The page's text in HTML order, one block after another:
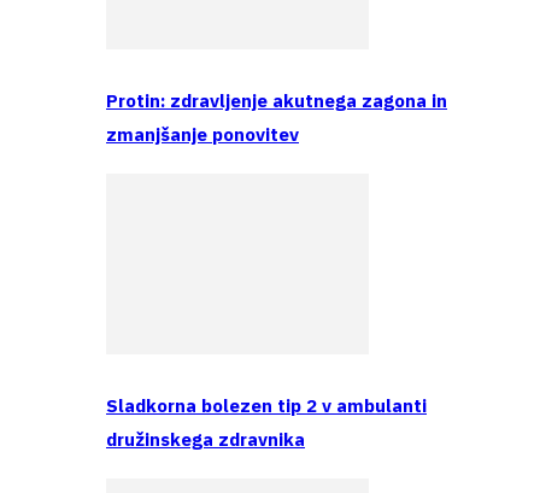
Protin: zdravljenje akutnega zagona in
zmanjšanje ponovitev
Sladkorna bolezen tip 2 v ambulanti
družinskega zdravnika